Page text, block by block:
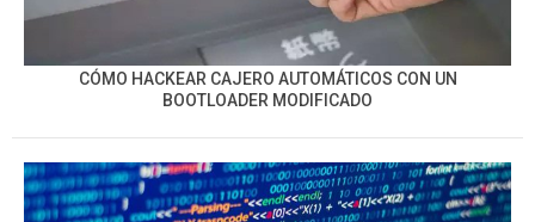
CÓMO HACKEAR CAJERO AUTOMÁTICOS CON UN
BOOTLOADER MODIFICADO